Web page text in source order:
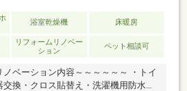
浴室乾燥機 床暖房
リフォームリノベー
ション
ペット相談可
ノベーション内容～～～～～～ ・トイ
交換・クロス貼替え・洗濯機用防水パ